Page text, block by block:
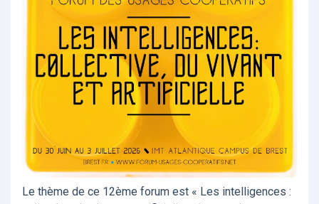
Le thème de ce 12ème forum est « Les intelligences :